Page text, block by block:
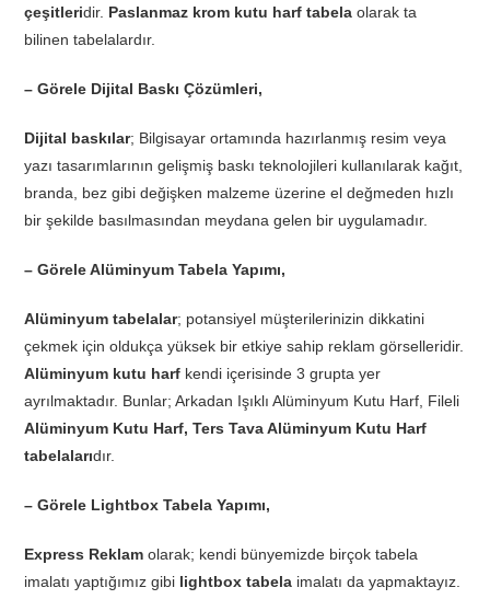
çeşitleridir. Paslanmaz krom kutu harf tabela olarak ta
bilinen tabelalardır.
– Görele Dijital Baskı Çözümleri,
Dijital baskılar; Bilgisayar ortamında hazırlanmış resim veya
yazı tasarımlarının gelişmiş baskı teknolojileri kullanılarak kağıt,
branda, bez gibi değişken malzeme üzerine el değmeden hızlı
bir şekilde basılmasından meydana gelen bir uygulamadır.
– Görele Alüminyum Tabela Yapımı,
Alüminyum tabelalar; potansiyel müşterilerinizin dikkatini
çekmek için oldukça yüksek bir etkiye sahip reklam görselleridir.
Alüminyum kutu harf kendi içerisinde 3 grupta yer
ayrılmaktadır. Bunlar; Arkadan Işıklı Alüminyum Kutu Harf, Fileli
Alüminyum Kutu Harf, Ters Tava Alüminyum Kutu Harf
tabelalarıdır.
– Görele Lightbox Tabela Yapımı,
Express Reklam olarak; kendi bünyemizde birçok tabela
imalatı yaptığımız gibi lightbox tabela imalatı da yapmaktayız.